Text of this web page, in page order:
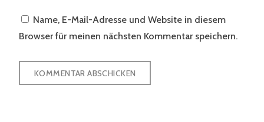
Name, E-Mail-Adresse und Website in diesem
Browser für meinen nächsten Kommentar speichern.